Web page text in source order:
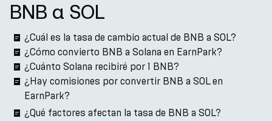
BNB a SOL
¿Cuál es la tasa de cambio actual de BNB a SOL?
¿Cómo convierto BNB a Solana en EarnPark?
¿Cuánto Solana recibiré por 1 BNB?
¿Hay comisiones por convertir BNB a SOL en
EarnPark?
¿Qué factores afectan la tasa de BNB a SOL?